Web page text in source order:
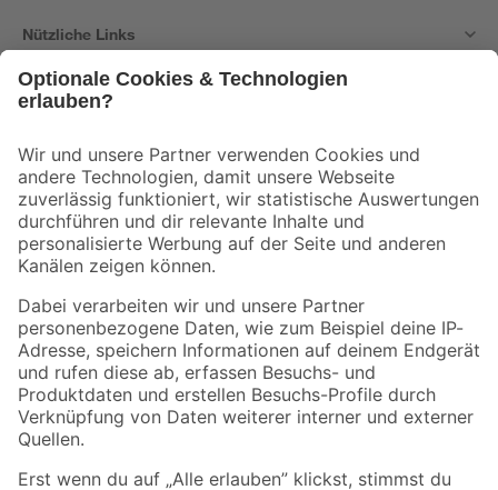
Nützliche Links
Der toom Newsletter: Keine Angebote und Aktionen mehr verpassen!
Zur Newsletter Anmeldung
Folge uns
Zahlungsarten Versandarten
Sicher einkaufen